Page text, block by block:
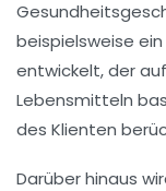
beispielsweise ein
entwickelt, der
Lebensmitteln
des Klienten
Darüber hinaus